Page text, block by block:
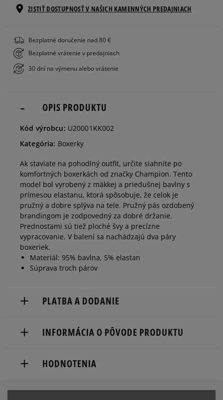
M
L
Informovať o
dostupnosti
ZISTIŤ DOSTUPNOSŤ V NAŠICH KAMENNÝCH PREDAJNIACH
Bezplatné doručenie nad 80 €
Bezplatné vrátenie v predajniach
30 dní na výmenu alebo vrátenie
OPIS PRODUKTU
Kód výrobcu: U20001KK002
Kategória: Boxerky
Ak staviate na pohodlný outfit, určite siahnite po
komfortných boxerkách od značky Champion. Tento
model bol vyrobený z mäkkej a priedušnej bavlny s
prímesou elastanu, ktorá spôsobuje, že celok je
pružný a dobre splýva na tele. Pružný pás ozdobený
brandingom je zodpovedný za dobré držanie.
Prednosťami sú tiež ploché švy a precízne
vypracovanie. V balení sa nachádzajú dva páry
boxeriek.
Materiál: 95% bavlna, 5% elastan
Súprava troch párov
PLATBA A DODANIE
Dostupné spôsoby doručenia:
INFORMÁCIA O PÔVODE PRODUKTU
Via dell'Agricoltura 51
HODNOTENIA